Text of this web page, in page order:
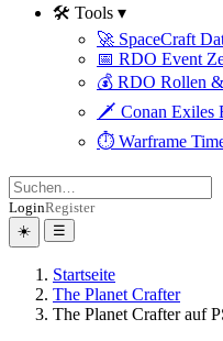
🛠️ Tools ▾
🚀 SpaceCraft
📅 RDO Event
💰 RDO Rollen
🗡️ Conan Exiles
⏱️ Warframe
LoginRegister
☀️
☰
Startseite
The Planet Crafter
The Planet Crafter auf